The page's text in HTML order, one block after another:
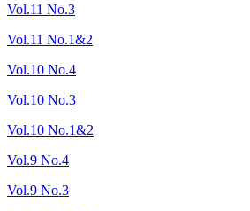
Vol.11 No.3
Vol.11 No.1&2
Vol.10 No.4
Vol.10 No.3
Vol.10 No.1&2
Vol.9 No.4
Vol.9 No.3